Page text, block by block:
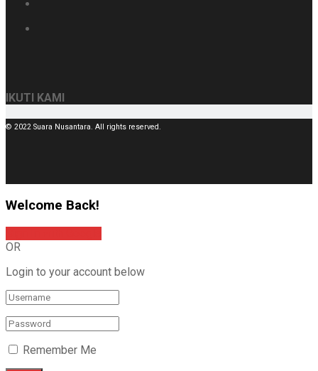
IKUTI KAMI
© 2022 Suara Nusantara. All rights reserved.
Welcome Back!
OR
Login to your account below
Remember Me